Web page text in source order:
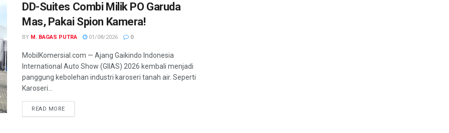
DD-Suites Combi Milik PO Garuda
Mas, Pakai Spion Kamera!
BY M. BAGAS PUTRA 01/08/2026 0
MobilKomersial.com — Ajang Gaikindo Indonesia
International Auto Show (GIIAS) 2026 kembali menjadi
panggung kebolehan industri karoseri tanah air. Seperti
Karoseri...
READ MORE